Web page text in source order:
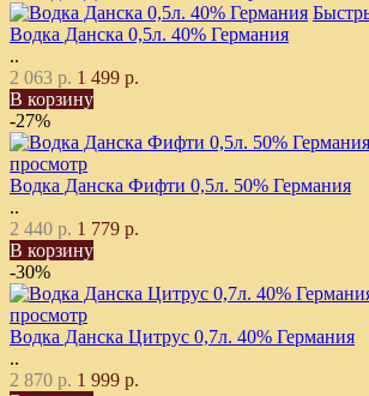
Водка Данска 0,5л. 40% Германия
..
2 063 р. 1 499 р.
В корзину
-27%
просмотр
Водка Данска Фифти 0,5л. 50% Германия
..
2 440 р. 1 779 р.
В корзину
-30%
просмотр
Водка Данска Цитрус 0,7л. 40% Германия
..
2 870 р. 1 999 р.